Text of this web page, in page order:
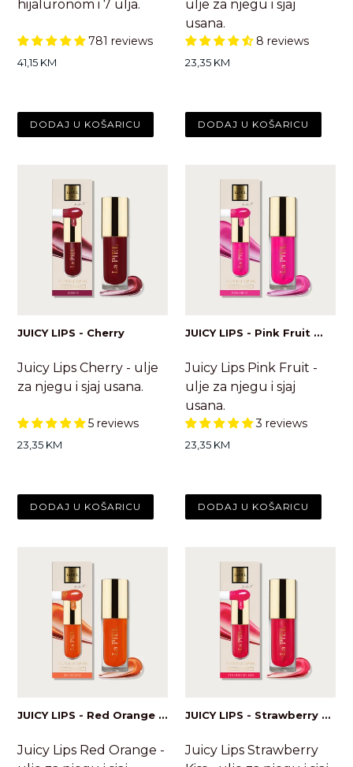
hijaluronom i 7 ulja.
781 reviews
Standardna
41,15 KM
ulje za njegu i sjaj
usana.
8 reviews
Standardna
23,35 KM
JUICY LIPS - Cherry
Juicy Lips Cherry - ulje
za njegu i sjaj usana.
5 reviews
Standardna
23,35 KM
JUICY LIPS - Pink Fruit ...
Juicy Lips Pink Fruit -
ulje za njegu i sjaj
usana.
3 reviews
Standardna
23,35 KM
JUICY LIPS - Red Orange ...
Juicy Lips Red Orange -
JUICY LIPS - Strawberry ...
Juicy Lips Strawberry